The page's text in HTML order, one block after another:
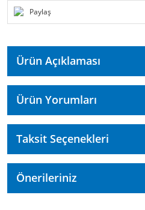
Paylaş
Ürün Açıklaması
Ürün Yorumları
Taksit Seçenekleri
Önerileriniz